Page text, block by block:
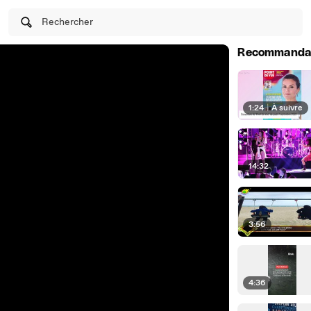
Rechercher
1:24 | À suivre
14:32
3:56
4:36